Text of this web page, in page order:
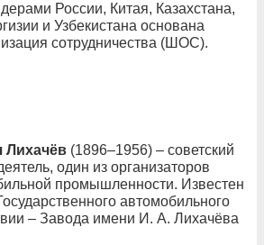
России, Китая, Казахстана,
и Узбекистана основана
сотрудничества (ШОС).
Лихачёв (1896–1956) – советский
один из организаторов
промышленности. Известен
автомобильного
– Завода имени И. А. Лихачёва